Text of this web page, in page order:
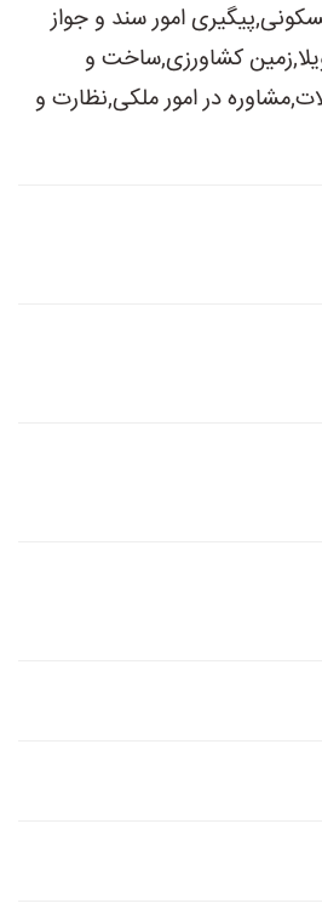
امور سند و جواز
کشاورزی,ساخت و
در امور ملکی,نظارت و